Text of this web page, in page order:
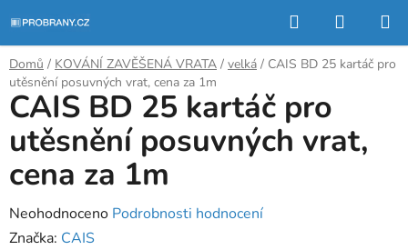
na
obsah
Hledat
KOŠÍK
Domů / KOVÁNÍ ZAVĚŠENÁ VRATA / velká / CAIS BD 25 kartáč pro
utěsnění posuvných vrat, cena za 1m
CAIS BD 25 kartáč pro
utěsnění posuvných vrat,
cena za 1m
Průměrné
hodnocení
Neohodnoceno Podrobnosti hodnocení
Značka: CAIS